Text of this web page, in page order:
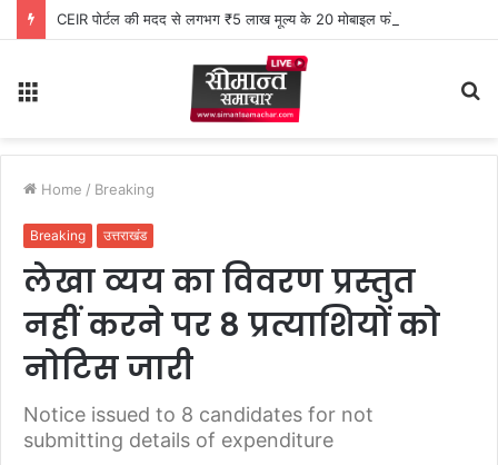
CEIR पोर्टल की मदद से लगभग ₹5 लाख मूल्य के 20 मोबाइल फोन बरामद
Home / Breaking
Breaking उत्तराखंड
लेखा व्यय का विवरण प्रस्तुत
नहीं करने पर 8 प्रत्याशियों को
नोटिस जारी
Notice issued to 8 candidates for not
submitting details of expenditure